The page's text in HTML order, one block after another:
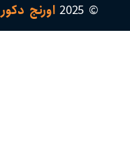
© 2025 اورنج دکور